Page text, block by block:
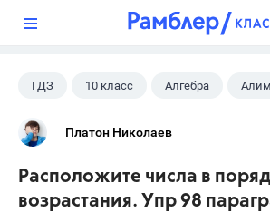
ГДЗ 10 класс Алгебра
Платон Николаев
Расположите числа в
возрастания. Упр 98